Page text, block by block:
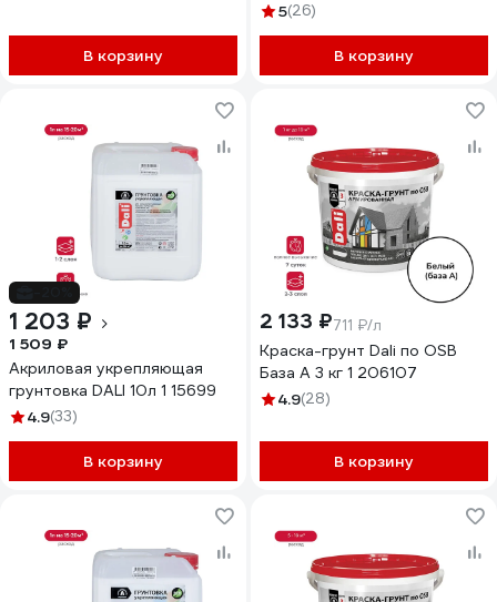
В корзину
5(26)
В корзину
1 203 ₽
1 509 ₽
Акриловая укрепляющая
грунтовка DALI 10л 1 15699
4.9(33)
В корзину
2 133 ₽711 ₽/л
Краска-грунт Dali по OSB
База А 3 кг 1 206107
4.9(28)
В корзину